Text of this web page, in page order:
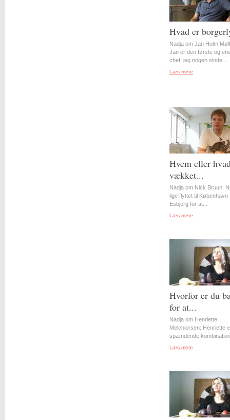
Hvad er
Nadja om Jan Holm
Jan er den første og
chef, jeg nogen sinde...
Læs mere
Hvem eller
vækket...
Nadja om Nick Bruun:
lige flyttet til København
Esbjerg for at...
Læs mere
Hvorfor er du
for at...
Nadja om Henriette
Melchiorsen: Henriette
spændende
Læs mere